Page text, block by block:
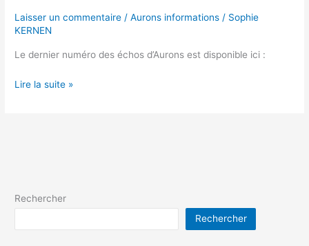
Laisser un commentaire /Aurons informations / Sophie
KERNEN
Le dernier numéro des échos d’Aurons est disponible ici :
Lire la suite »
Rechercher
Rechercher